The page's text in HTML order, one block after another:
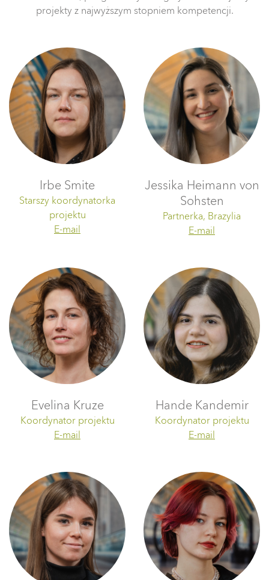
projekty z najwyższym stopniem kompetencji.
Irbe Smite
Starszy koordynatorka
projektu
E-mail
Jessika Heimann von
Sohsten
Partnerka, Brazylia
E-mail
Evelina Kruze
Koordynator projektu
E-mail
Hande Kandemir
Koordynator projektu
E-mail